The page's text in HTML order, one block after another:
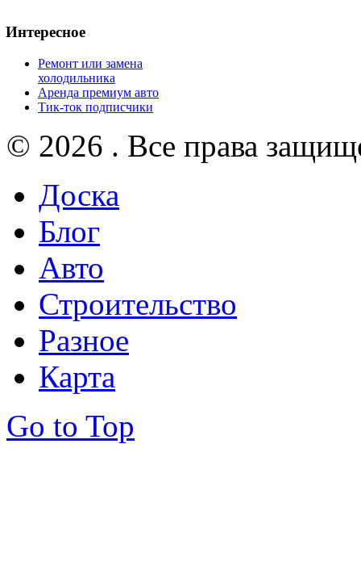
Интересное
Ремонт или замена
холодильника
Аренда премиум авто
Тик-ток подписчики
© 2026 . Все права
Доска
Блог
Авто
Строительство
Разное
Карта
Go to Top